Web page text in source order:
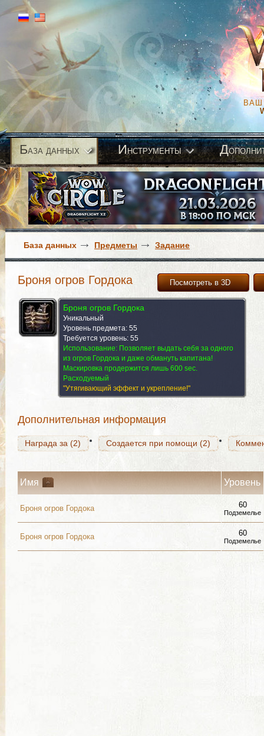
ВАШ
База данных Инструменты Д
База данных Предметы Задание
Посмотреть в 3D
Броня огров Гордока
Броня огров Гордока
Уникальный
Уровень предмета: 55
Требуется уровень: 55
Использование: Позволяет выдать себя за одного
из огров Гордока и даже обмануть капитана!
Маскировка продержится лишь 600 sec.
Расходуемый
"Утягивающий эффект и укрепление!"
Дополнительная информация
Награда за (2) Создается при помощи (2)
Награда за (2) Создается при помощи (2)
Награда за (2) Создается при помощи (2)
Имя Уровень
Броня огров Гордока 60
Подземелье
Броня огров Гордока 60
Подземелье